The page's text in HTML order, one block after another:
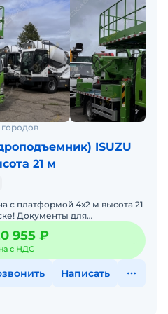
обсадного стола.
ISUZU
21 м
с платформой 4х2 м высота 21
Документы для
12 месяцев. Лизинг в
955 ₽
с НДС
Написать